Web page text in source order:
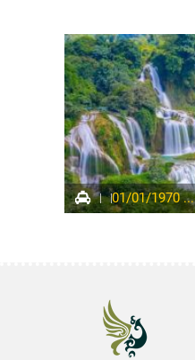
01/01/1970 ...